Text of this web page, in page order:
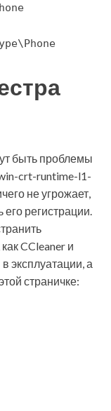
быть проблемы
crt-runtime-l1-
не угрожает,
его регистрации.
CCleaner и
эксплуатации, а
страничке: